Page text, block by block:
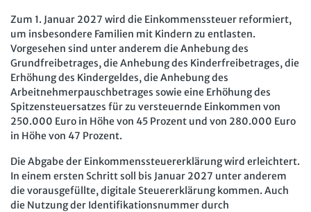
Zum 1. Januar 2027 wird die Einkommenssteuer reformiert,
um insbesondere Familien mit Kindern zu entlasten.
Vorgesehen sind unter anderem die Anhebung des
Grundfreibetrages, die Anhebung des Kinderfreibetrages, die
Erhöhung des Kindergeldes, die Anhebung des
Arbeitnehmerpauschbetrages sowie eine Erhöhung des
Spitzensteuersatzes für zu versteuernde Einkommen von
250.000 Euro in Höhe von 45 Prozent und von 280.000 Euro
in Höhe von 47 Prozent.
Die Abgabe der Einkommenssteuererklärung wird erleichtert.
In einem ersten Schritt soll bis Januar 2027 unter anderem
die vorausgefüllte, digitale Steuererklärung kommen. Auch
die Nutzung der Identifikationsnummer durch